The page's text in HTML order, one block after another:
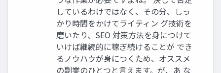
しているわけではなく、その分、しっ
かり時間をかけてライティン グ技術を
磨いたり、SEO 対策方法を身につけて
いけば継続的に稼ぎ続けることが でき
るノウハウが身につくため、オススメ
の副業のひとつと言えます。が、あ な